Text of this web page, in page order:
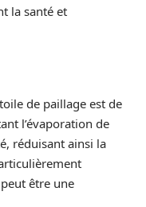
la santé et
de paillage est de
l’évaporation de
réduisant ainsi la
être une